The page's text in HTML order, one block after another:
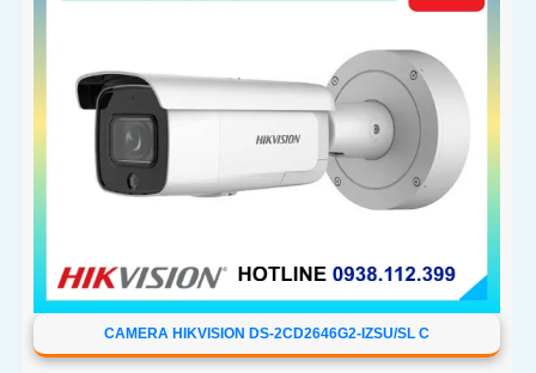
CAMERA HIKVISION DS-2CD2646G2-IZSU/SL C